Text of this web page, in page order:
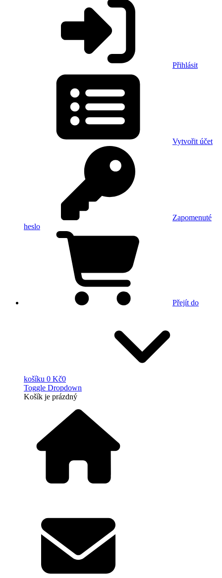
Přihlásit
Vytvořit účet
Zapomenuté
heslo
Přejít do
košíku 0 Kč0
Toggle Dropdown
Košík je prázdný